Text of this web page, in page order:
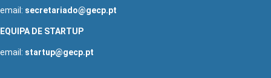
email: secretariado@gecp.pt
EQUIPA DE STARTUP
email: startup@gecp.pt